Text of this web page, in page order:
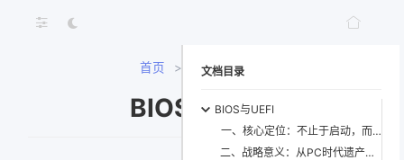
首页 > BIOS与UEFI
BIOS与UEFI
文档目录
BIOS与UEFI
一、核心定位：不止于启动，而在于定义“可信起点”
二、战略意义：从PC时代遗产到数字主权的关键支点